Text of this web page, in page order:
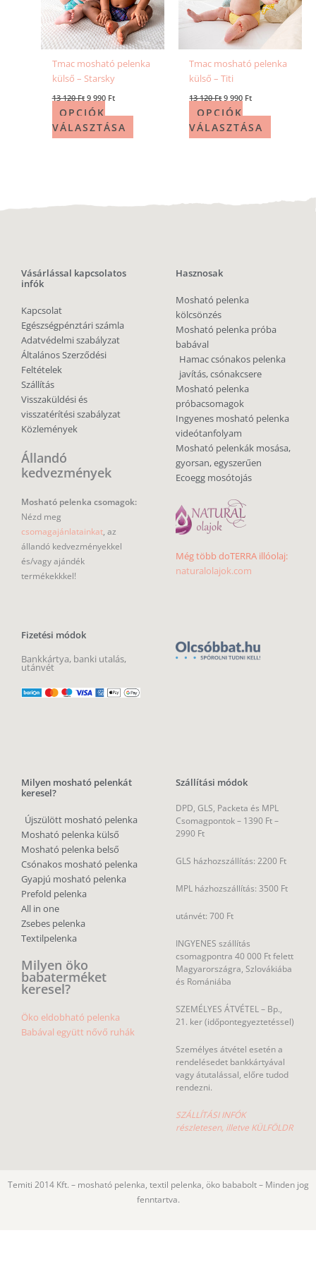
Tmac mosható pelenka
külső – Starsky
13 120Ft 9 990 Ft
OPCIÓK
VÁLASZTÁSA
Tmac mosható pelenka
külső – Titi
13 120Ft 9 990 Ft
OPCIÓK
VÁLASZTÁSA
Vásárlással kapcsolatos
infók
Kapcsolat
Egészségpénztári számla
Adatvédelmi szabályzat
Általános Szerződési
Feltételek
Szállítás
Visszaküldési és
visszatérítési szabályzat
Közlemények
Állandó
kedvezmények
Mosható pelenka csomagok:
Nézd meg
csomagajánlatainkat, az
állandó kedvezményekkel
és/vagy ajándék
termékekkkel!
Fizetési módok
Bankkártya, banki utalás,
utánvét
Hasznosak
Mosható pelenka
kölcsönzés
Mosható pelenka próba
babával
Hamac csónakos pelenka
javítás, csónakcsere
Mosható pelenka
próbacsomagok
Ingyenes mosható pelenka
videótanfolyam
Mosható pelenkák mosása,
gyorsan, egyszerűen
Ecoegg mosótojás
Még több doTERRA illóolaj:
naturalolajok.com
Milyen mosható pelenkát
keresel?
Újszülött mosható pelenka
Mosható pelenka külső
Mosható pelenka belső
Csónakos mosható pelenka
Gyapjú mosható pelenka
Prefold pelenka
All in one
Zsebes pelenka
Textilpelenka
Milyen öko
babaterméket
keresel?
Öko eldobható pelenka
Babával együtt nővő ruhák
Szállítási módok
DPD, GLS, Packeta és MPL
Csomagpontok – 1390 Ft –
2990 Ft
GLS házhozszállítás: 2200 Ft
MPL házhozszállítás: 3500 Ft
utánvét: 700 Ft
INGYENES szállítás
csomagpontra 40 000 Ft felett
Magyarországra, Szlovákiába
és Romániába
SZEMÉLYES ÁTVÉTEL – Bp.,
21. ker (időpontegyeztetéssel)
Személyes átvétel esetén a
rendelésedet bankkártyával
vagy átutalással, előre tudod
rendezni.
SZÁLLÍTÁSI INFÓK
részletesen, illetve KÜLFÖLDR
Temiti 2014 Kft. – mosható pelenka, textil pelenka, öko bababolt – Minden jog
fenntartva.